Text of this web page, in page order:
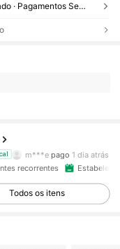
Reenviar se o item estiver perdido/danificado · Pagamentos Seguros · Proteção de privacidade
m***epago 1 dia atrás
4,81 596 Seguidores
recorrentes
Todos os itens